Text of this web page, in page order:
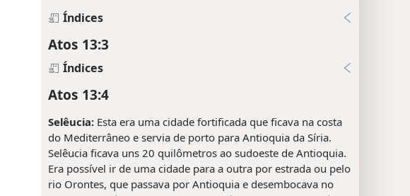
Índices
Atos 13:3
Índices
Atos 13:4
Selêucia: Esta era uma cidade fortificada que ficava na costa
do Mediterrâneo e servia de porto para Antioquia da Síria.
Selêucia ficava uns 20 quilômetros ao sudoeste de Antioquia.
Era possível ir de uma cidade para a outra por estrada ou pelo
rio Orontes, que passava por Antioquia e desembocava no